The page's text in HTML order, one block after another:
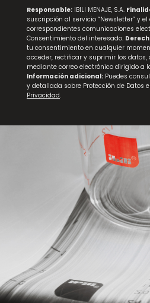
Jarra para Agua Vintage
Responsable: IBILI MENAJE, S.A.
suscripción al servicio “Newsletter” y
correspondientes comunicaciones
Consentimiento del interesado.
tu consentimiento en cualquier
acceder, rectificar y suprimir los datos,
mediante correo electrónico dirigido a
Información adicional: Puedes
y detallada sobre Protección de Datos
Privacidad.